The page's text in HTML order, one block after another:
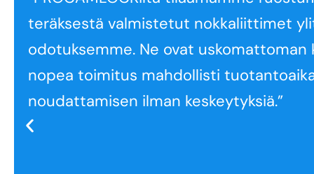
teräksestä valmistetut nokkaliittimet
odotuksemme. Ne ovat uskomattoman
nopea toimitus mahdollisti
noudattamisen ilman keskeytyksiä.”